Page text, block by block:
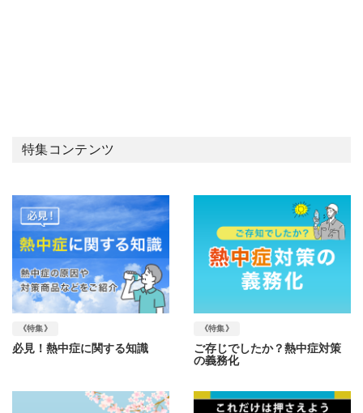
特集コンテンツ
《特集》
必見！熱中症に関する知識
《特集》
ご存じでしたか？熱中症対策
の義務化